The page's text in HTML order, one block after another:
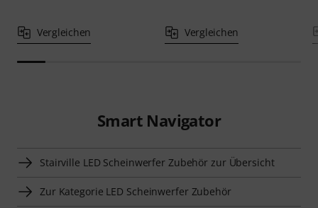
Vergleichen Vergleichen
Smart Navigator
Stairville LED Scheinwerfer Zubehör zur Übersicht
Zur Kategorie LED Scheinwerfer Zubehör